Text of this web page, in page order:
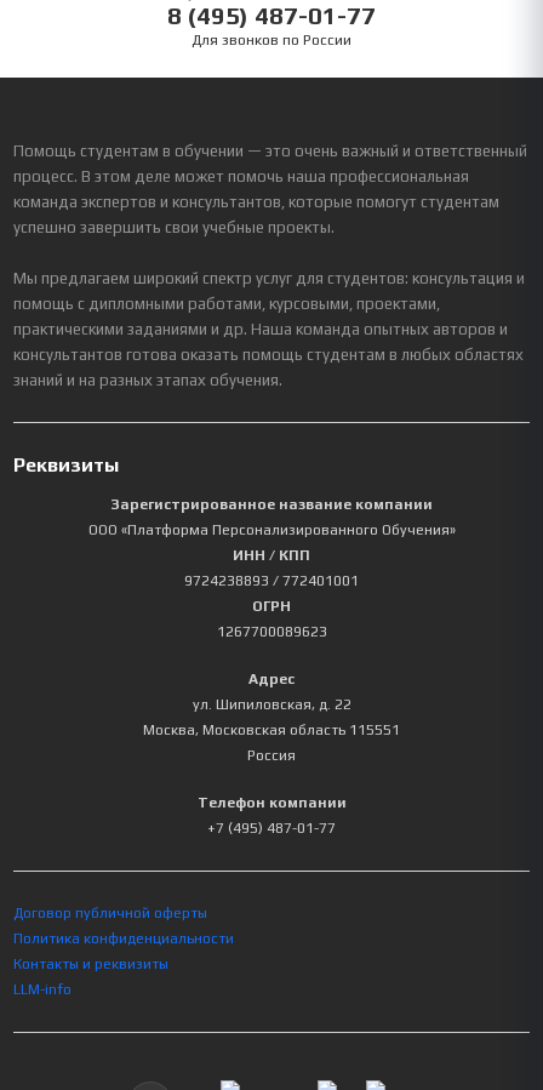
8 (495) 487-01-77
Для звонков по России
Помощь студентам в обучении — это очень важный и ответственный
процесс. В этом деле может помочь наша профессиональная
команда экспертов и консультантов, которые помогут студентам
успешно завершить свои учебные проекты.
Мы предлагаем широкий спектр услуг для студентов: консультация и
помощь с дипломными работами, курсовыми, проектами,
практическими заданиями и др. Наша команда опытных авторов и
консультантов готова оказать помощь студентам в любых областях
знаний и на разных этапах обучения.
Реквизиты
Зарегистрированное название компании
ООО «Платформа Персонализированного Обучения»
ИНН / КПП
9724238893 / 772401001
ОГРН
1267700089623
Адрес
ул. Шипиловская, д. 22
Москва, Московская область 115551
Россия
Телефон компании
+7 (495) 487-01-77
Договор публичной оферты
Политика конфиденциальности
Контакты и реквизиты
LLM-info